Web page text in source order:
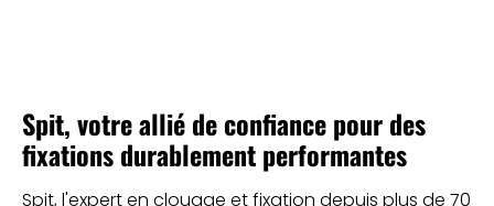
Spit, votre allié de confiance pour des
fixations durablement performantes
Spit, l'expert en clouage et fixation depuis plus de 70